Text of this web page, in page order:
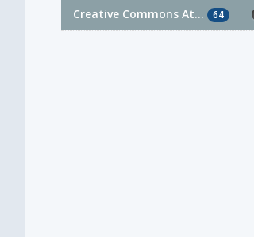
Creative Commons At... 64